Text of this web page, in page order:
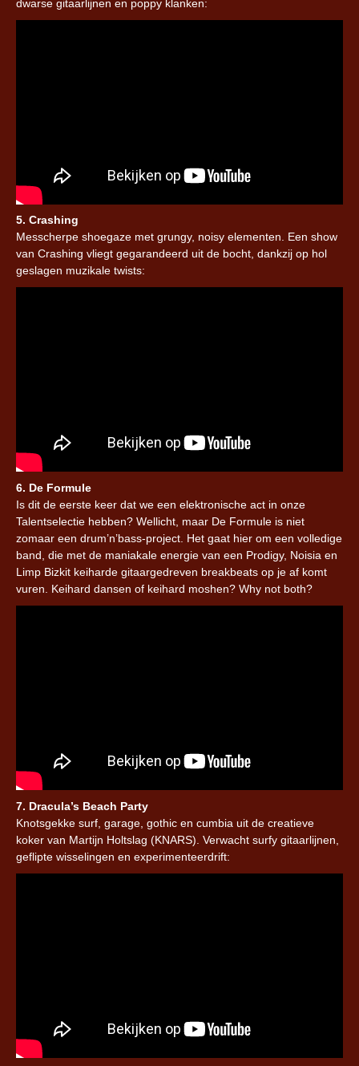
dwarse gitaarlijnen en poppy klanken:
5. Crashing
Messcherpe shoegaze met grungy, noisy elementen. Een show
van Crashing vliegt gegarandeerd uit de bocht, dankzij op hol
geslagen muzikale twists:
6. De Formule
Is dit de eerste keer dat we een elektronische act in onze
Talentselectie hebben? Wellicht, maar De Formule is niet
zomaar een drum’n’bass-project. Het gaat hier om een volledige
band, die met de maniakale energie van een Prodigy, Noisia en
Limp Bizkit keiharde gitaargedreven breakbeats op je af komt
vuren. Keihard dansen of keihard moshen? Why not both?
7. Dracula’s Beach Party
Knotsgekke surf, garage, gothic en cumbia uit de creatieve
koker van Martijn Holtslag (KNARS). Verwacht surfy gitaarlijnen,
geflipte wisselingen en experimenteerdrift: